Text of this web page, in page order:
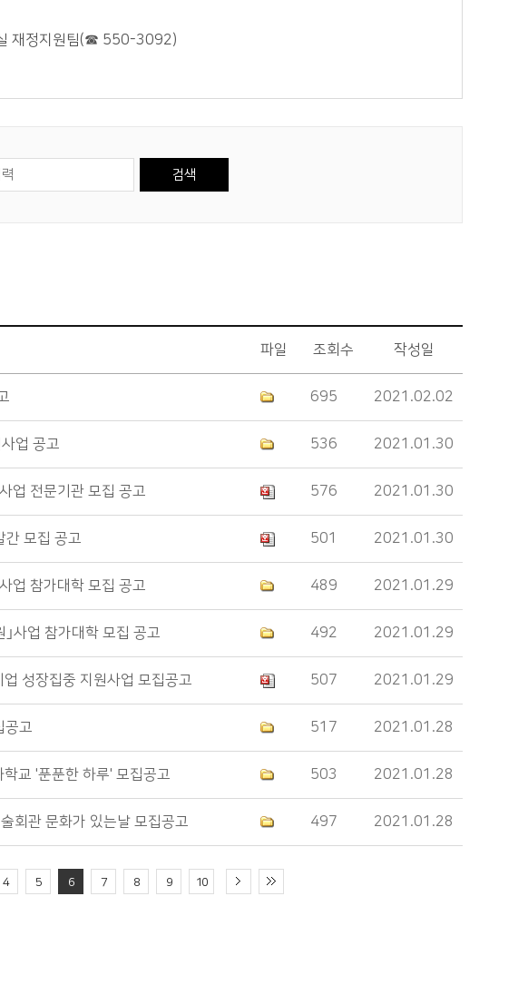
재정지원팀(☎ 550-3092)
파일 조회수 작성일
695 2021.02.02
업 공고 536 2021.01.30
업 전문기관 모집 공고 576 2021.01.30
간 모집 공고 501 2021.01.30
업 참가대학 모집 공고 489 2021.01.29
사업 참가대학 모집 공고 492 2021.01.29
성장집중 지원사업 모집공고 507 2021.01.29
공고 517 2021.01.28
교 '푼푼한 하루' 모집공고 503 2021.01.28
회관 문화가 있는날 모집공고 497 2021.01.28
4 5 6 7 8 9 10